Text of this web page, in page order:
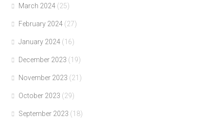
March 2024 (25)
February 2024 (27)
January 2024 (16)
December 2023 (19)
November 2023 (21)
October 2023 (29)
September 2023 (18)